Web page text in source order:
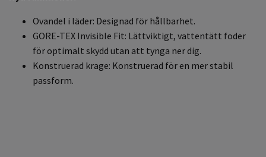
Ovandel i läder: Designad för hållbarhet.
GORE-TEX Invisible Fit: Lättviktigt, vattentätt foder
för optimalt skydd utan att tynga ner dig.
Konstruerad krage: Konstruerad för en mer stabil
passform.